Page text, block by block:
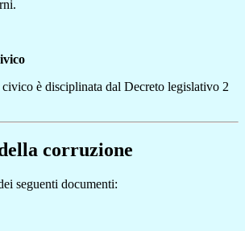
civico è disciplinata dal Decreto legislativo 2
corruzione
seguenti documenti: